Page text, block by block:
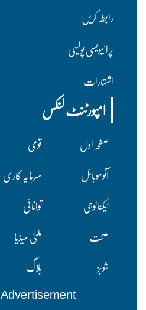
رابطہ کریں
پرا ئیویسی پولسیی
اشتہارات
امپورٹنٹ لنکس
صفحہ اول قومی
آٹوموبائل
سرمایہ کاری
ٹیکنالوجی
توانائی
صحت
ملٹی میڈیا
شوبز
بلاگ
Advertisement